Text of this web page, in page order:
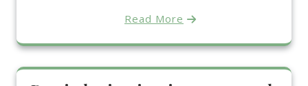
Read More